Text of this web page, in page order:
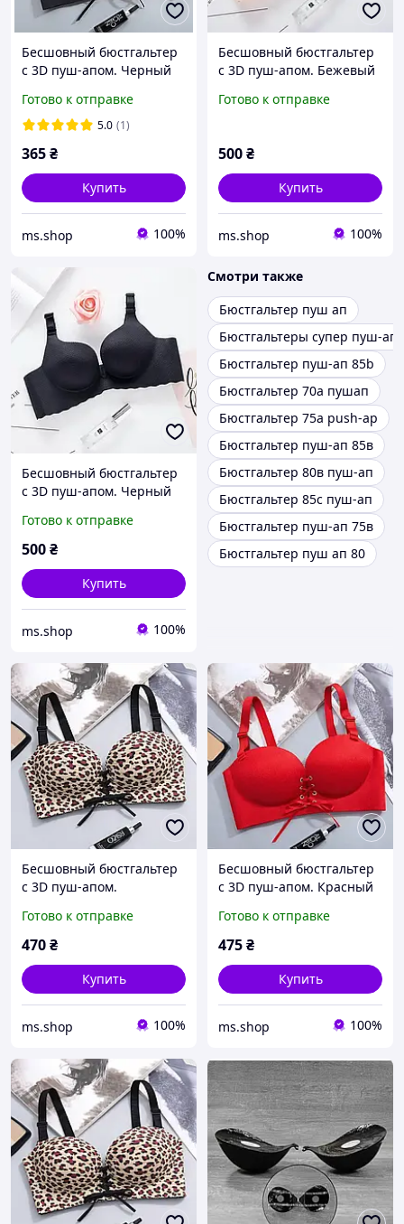
Бесшовный бюстгальтер
с 3D пуш-апом. Черный
Готово к отправке
5.0 (1)
365₴
Купить
ms.shop 100%
Бесшовный бюстгальтер
с 3D пуш-апом. Бежевый
Готово к отправке
500₴
Купить
ms.shop 100%
Бесшовный бюстгальтер
с 3D пуш-апом. Черный
Готово к отправке
500₴
Купить
ms.shop 100%
Смотри также
Бюстгальтер пуш ап
Бюстгальтеры супер пуш-ап
Бюстгальтер пуш-ап 85b
Бюстгальтер 70а пушап
Бюстгальтер 75а push-ap
Бюстгальтер пуш-ап 85в
Бюстгальтер 80в пуш-ап
Бюстгальтер 85с пуш-ап
Бюстгальтер пуш-ап 75в
Бюстгальтер пуш ап 80
Бесшовный бюстгальтер
с 3D пуш-апом.
размер 75 B)
Готово к отправке
470₴
Купить
ms.shop 100%
Бесшовный бюстгальтер
с 3D пуш-апом. Красный
Готово к отправке
475₴
Купить
ms.shop 100%